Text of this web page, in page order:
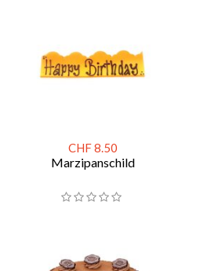
CHF 8.50
Marzipanschild